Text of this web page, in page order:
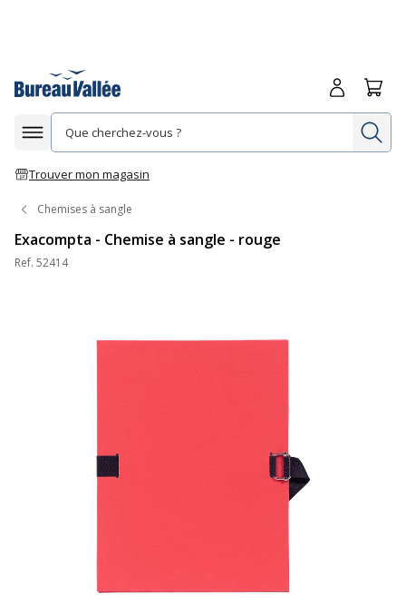
Afficher la navigation
Trouver mon magasin
Me
Chemises à sangle
Exacompta - Chemise à sangle - rouge
Ref. 52414